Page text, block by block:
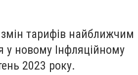
тарифів найближчим
у новому Інфляційному
2023 року.